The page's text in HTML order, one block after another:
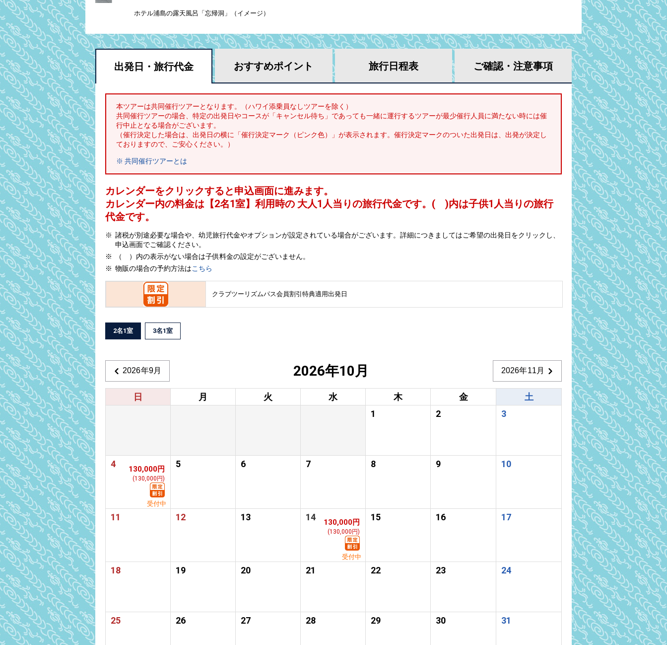
ホテル浦島の露天風呂「忘帰洞」（イメージ）
出発日・ 旅行代金 おすすめポイント 旅行日程表 ご確認・ 注意事項
本ツアーは共同催行ツアーとなります。（ハワイ添乗員なしツアーを除く）
共同催行ツアーの場合、特定の出発日やコースが「キャンセル待ち」であっても一緒に運行するツアーが最少催行人員に満たない時には催
行中止となる場合がございます。
（催行決定した場合は、出発日の横に「催行決定マーク（ピンク色）」が表示されます。催行決定マークのついた出発日は、出発が決定し
ておりますので、ご安心ください。）
※ 共同催行ツアーとは
カレンダーをクリックすると申込画面に進みます。
カレンダー内の料金は 【2名1室】利用時の 大人1人当りの旅行代金です。 ( )内は子供1人当りの旅行
代金です。
諸税が別途必要な場合や、幼児旅行代金やオプションが設定されている場合がございます。詳細につきましてはご希望の出発日をクリックし、
申込画面でご確認ください。
（ ）内の表示がない場合は子供料金の設定がございません。
物販の場合の予約方法はこちら
クラブツーリズムパス会員割引特典適用出発日
2名1室 3名1室
2026年9月 2026年10月 2026年11月
日 月 火 水 木 金
土
1
2 3
4 130,000円
(130,000円)
受付中
5 6 7 8 9 10
11 12 13 14 130,000円
(130,000円)
受付中
15 16 17
18 19 20 21 22 23 24
25 26 27 28 29 30 31